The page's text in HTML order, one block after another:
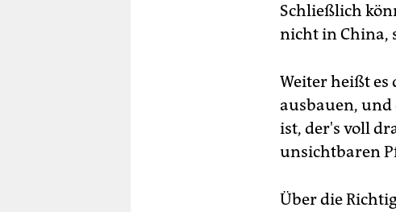
Schließlich
nicht in China,
Weiter heißt es
ausbauen, und
ist, der's voll
unsichtbaren
Über die